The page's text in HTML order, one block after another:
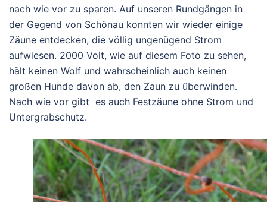
nach wie vor zu sparen. Auf unseren Rundgängen in
der Gegend von Schönau konnten wir wieder einige
Zäune entdecken, die völlig ungenügend Strom
aufwiesen. 2000 Volt, wie auf diesem Foto zu sehen,
hält keinen Wolf und wahrscheinlich auch keinen
großen Hunde davon ab, den Zaun zu überwinden.
Nach wie vor gibt es auch Festzäune ohne Strom und
Untergrabschutz.